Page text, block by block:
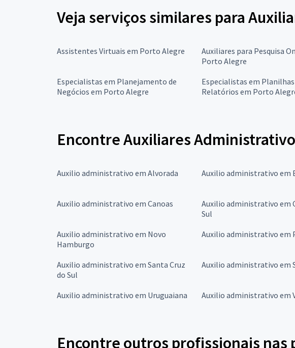
Veja serviços similares para
Assistentes Virtuais em Porto Alegre
Auxiliares para Pesquisa
Porto Alegre
Especialistas em Planejamento de
Negócios em Porto Alegre
Especialistas em Planilhas
Relatórios em Porto
Encontre Auxiliares
Auxilio administrativo em Alvorada Auxilio administrativo em
Auxilio administrativo em Canoas
Auxilio administrativo em
Sul
Auxilio administrativo em Novo
Hamburgo
Auxilio administrativo em
Auxilio administrativo em Santa Cruz
do Sul
Auxilio administrativo em
Auxilio administrativo em Uruguaiana
Auxilio administrativo em
Encontre outros profissionais nas